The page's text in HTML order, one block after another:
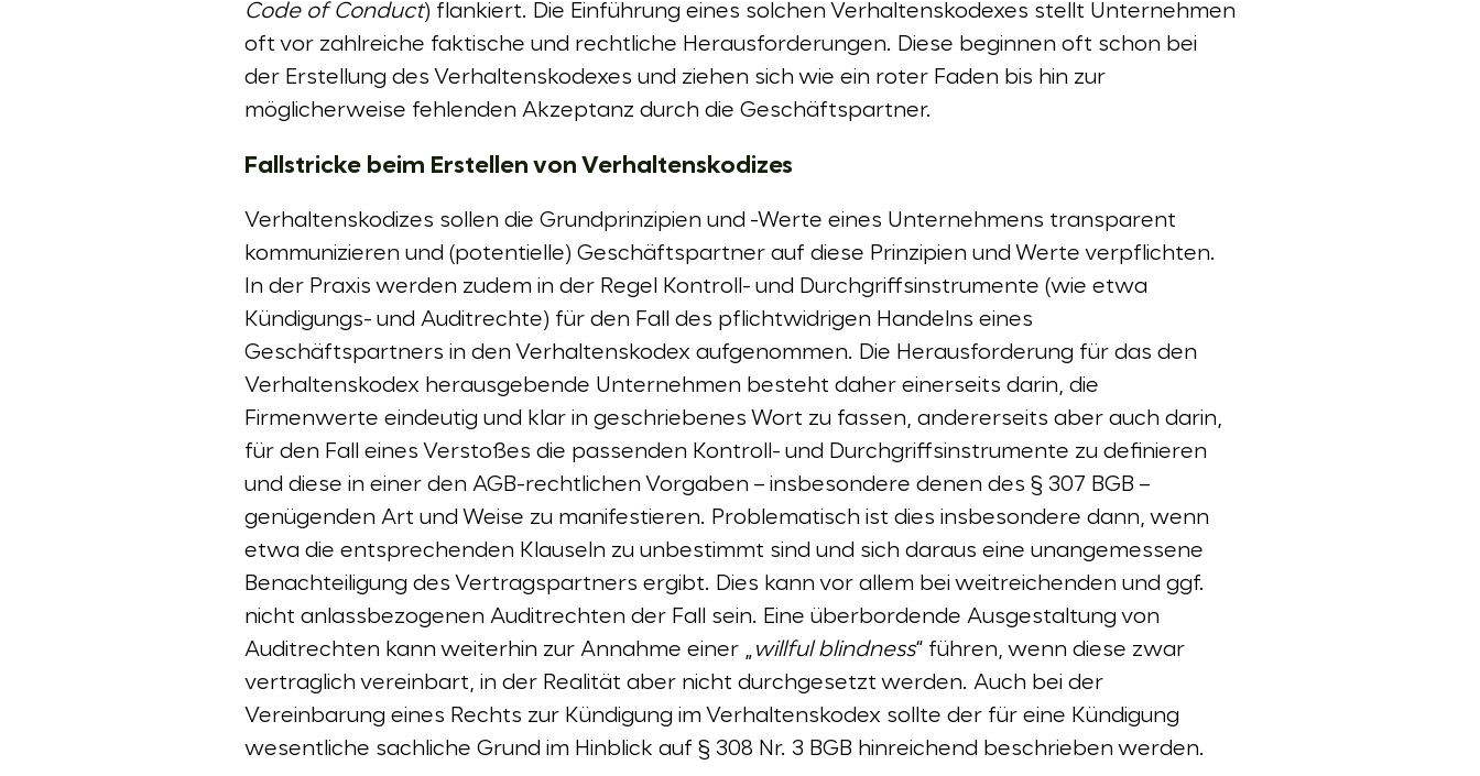
Code of Conduct) flankiert. Die Einführung eines solchen Verhaltenskodexes stellt Unternehmen
oft vor zahlreiche faktische und rechtliche Herausforderungen. Diese beginnen oft schon bei
der Erstellung des Verhaltenskodexes und ziehen sich wie ein roter Faden bis hin zur
möglicherweise fehlenden Akzeptanz durch die Geschäftspartner.
Fallstricke beim Erstellen von Verhaltenskodizes
Verhaltenskodizes sollen die Grundprinzipien und -Werte eines Unternehmens transparent
kommunizieren und (potentielle) Geschäftspartner auf diese Prinzipien und Werte verpflichten.
In der Praxis werden zudem in der Regel Kontroll- und Durchgriffsinstrumente (wie etwa
Kündigungs- und Auditrechte) für den Fall des pflichtwidrigen Handelns eines
Geschäftspartners in den Verhaltenskodex aufgenommen. Die Herausforderung für das den
Verhaltenskodex herausgebende Unternehmen besteht daher einerseits darin, die
Firmenwerte eindeutig und klar in geschriebenes Wort zu fassen, andererseits aber auch darin,
für den Fall eines Verstoßes die passenden Kontroll- und Durchgriffsinstrumente zu definieren
und diese in einer den AGB-rechtlichen Vorgaben – insbesondere denen des § 307 BGB –
genügenden Art und Weise zu manifestieren. Problematisch ist dies insbesondere dann, wenn
etwa die entsprechenden Klauseln zu unbestimmt sind und sich daraus eine unangemessene
Benachteiligung des Vertragspartners ergibt. Dies kann vor allem bei weitreichenden und ggf.
nicht anlassbezogenen Auditrechten der Fall sein. Eine überbordende Ausgestaltung von
Auditrechten kann weiterhin zur Annahme einer „ willful blindness“ führen, wenn diese zwar
vertraglich vereinbart, in der Realität aber nicht durchgesetzt werden. Auch bei der
Vereinbarung eines Rechts zur Kündigung im Verhaltenskodex sollte der für eine Kündigung
wesentliche sachliche Grund im Hinblick auf § 308 Nr. 3 BGB hinreichend beschrieben werden.